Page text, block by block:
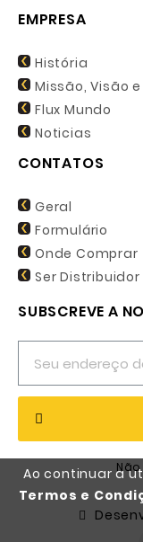
Ao continuar a
Termos e
EMPRESA
História
Missão, Visão
Flux Mundo
Noticias
CONTATOS
Geral
Formulário
Onde Comprar
Ser Distribuidor
SUBSCREVE A